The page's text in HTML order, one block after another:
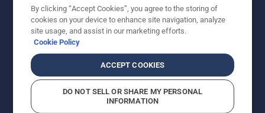
By clicking “Accept Cookies”, you agree to the storing of
cookies on your device to enhance site navigation, analyze
site usage, and assist in our marketing efforts.
Cookie Policy
ACCEPT COOKIES
DO NOT SELL OR SHARE MY PERSONAL
INFORMATION